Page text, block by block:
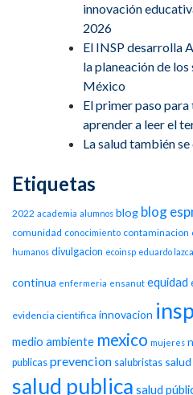
innovación
2026
El INSP desarrolla
la planeación de
México
El primer paso
aprender a leer el
La salud también
Etiquetas
2022 academia alumnos blog blog
comunidad conocimiento contaminacion
humanos divulgacion ecoinsp eduardo
continua enfermeria ensanut equidad
evidencia cientifica innovacion insp
medio ambiente mexico mujeres
publicas prevencion salubristas salud
salud publica salud